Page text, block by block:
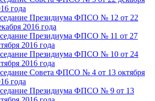
года
Президиума ФПСО № 12 от 22
2016 года
Президиума ФПСО № 11 от 27
2016 года
Президиума ФПСО № 10 от 24
2016 года
Совета ФПСО № 4 от 13 октября
года
Президиума ФПСО № 9 от 13